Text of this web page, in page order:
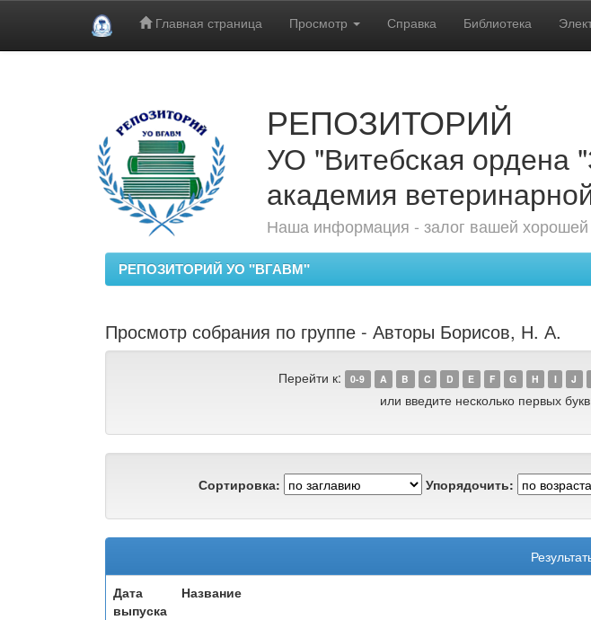
Главная страница Просмотр Справка Библиотека
РЕПОЗИТОРИЙ
УО "Витебская ордена
академия
Наша информация - залог вашей хорошей
РЕПОЗИТОРИЙ УО "ВГАВМ"
Просмотр собрания по группе - Авторы Борисов, Н. А.
Перейти к: 0-9 A B C D E F G H I J
или введите несколько первых
Сортировка: Упорядочить:
Дата
выпуска
Название